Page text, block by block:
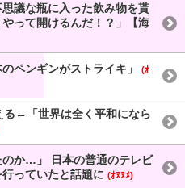
議な瓶に入った飲み物を貰
って開けるんだ！？」【海
ペンギンがストライキ」
(ｵ
る←「世界は全く平和になら
か…」 日本の普通のテレビ
っていたと話題に (ｵﾇﾇﾒ)